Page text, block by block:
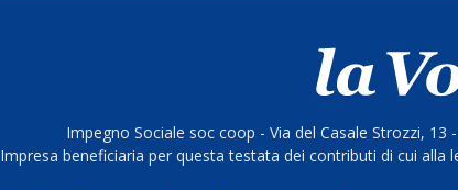
Impegno Sociale soc coop - Via del Casale Strozzi, 13
Impresa beneficiaria per questa testata dei contributi di cui alla